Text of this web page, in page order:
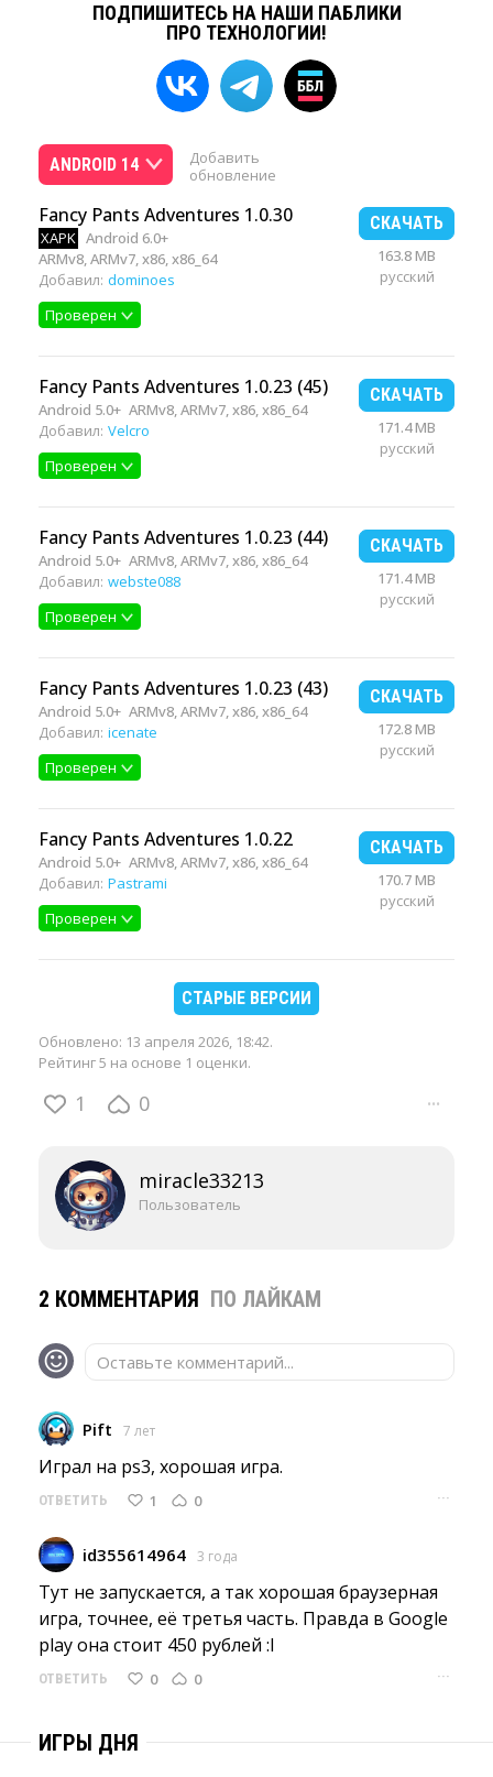
ПОДПИШИТЕСЬ НА НАШИ ПАБЛИКИ
ПРО ТЕХНОЛОГИИ!
ANDROID 14
Добавить
обновление
Fancy Pants Adventures 1.0.30
XAPK Android 6.0+
ARMv8, ARMv7, x86, x86_64
Добавил: dominoes
Проверен
СКАЧАТЬ
163.8 MB
русский
Fancy Pants Adventures 1.0.23 (45)
Android 5.0+ ARMv8, ARMv7, x86, x86_64
Добавил: Velcro
Проверен
СКАЧАТЬ
171.4 MB
русский
Fancy Pants Adventures 1.0.23 (44)
Android 5.0+ ARMv8, ARMv7, x86, x86_64
Добавил: webste088
Проверен
СКАЧАТЬ
171.4 MB
русский
Fancy Pants Adventures 1.0.23 (43)
Android 5.0+ ARMv8, ARMv7, x86, x86_64
Добавил: icenate
Проверен
СКАЧАТЬ
172.8 MB
русский
Fancy Pants Adventures 1.0.22
Android 5.0+ ARMv8, ARMv7, x86, x86_64
Добавил: Pastrami
Проверен
СКАЧАТЬ
170.7 MB
русский
СТАРЫЕ ВЕРСИИ
Обновлено: 13 апреля 2026, 18:42.
Рейтинг 5 на основе 1 оценки.
1 0 ···
miracle33213
Пользователь
2 КОММЕНТАРИЯ ПО ЛАЙКАМ
Оставьте комментарий...
Pift 7 лет
Играл на ps3, хорошая игра.
ОТВЕТИТЬ 1 0 ···
id355614964 3 года
Тут не запускается, а так хорошая браузерная
игра, точнее, её третья часть. Правда в Google
play она стоит 450 рублей :I
ОТВЕТИТЬ 0 0 ···
ИГРЫ ДНЯ